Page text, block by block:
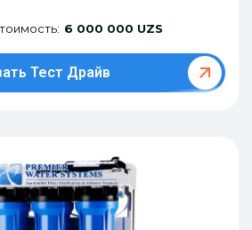
6 000 000 UZS
Тест Драйв